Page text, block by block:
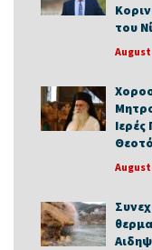
του
August
August